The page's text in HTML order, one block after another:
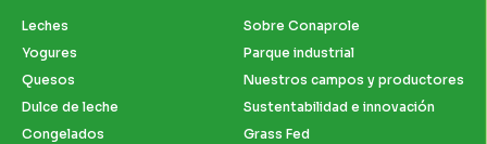
Leches
Yogures
Quesos
Dulce de leche
Congelados
Sobre Conaprole
Parque industrial
Nuestros campos y productores
Sustentabilidad e innovación
Grass Fed